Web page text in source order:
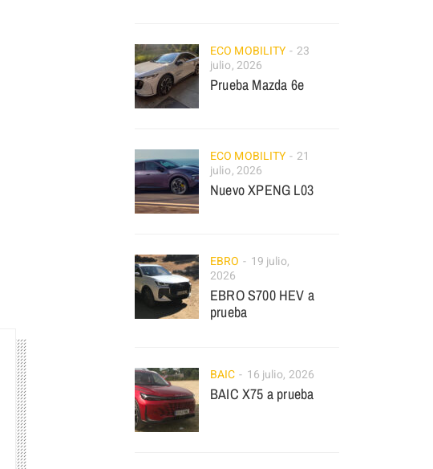
ECO MOBILITY
23
julio, 2026
Prueba Mazda 6e
ECO MOBILITY
21
julio, 2026
Nuevo XPENG L03
EBRO
19 julio,
2026
EBRO S700 HEV a
prueba
BAIC 16 julio, 2026
BAIC X75 a prueba